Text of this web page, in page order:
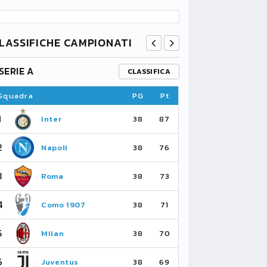
CAMPIONATI
SERIE A CLASSIFICA
PG Pt
Inter 38 87
Napoli 38 76
Roma 38 73
Como 1907 38 71
Milan 38 70
Juventus 38 69